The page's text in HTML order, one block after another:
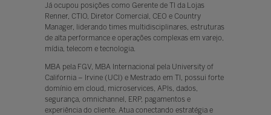
Já ocupou posições como Gerente de TI da Lojas
Renner, CTIO, Diretor Comercial, CEO e Country
Manager, liderando times multidisciplinares, estruturas
de alta performance e operações complexas em varejo,
mídia, telecom e tecnologia.
MBA pela FGV, MBA Internacional pela University of
California – Irvine (UCI) e Mestrado em TI, possui forte
domínio em cloud, microservices, APIs, dados,
segurança, omnichannel, ERP, pagamentos e
experiência do cliente. Atua conectando estratégia e